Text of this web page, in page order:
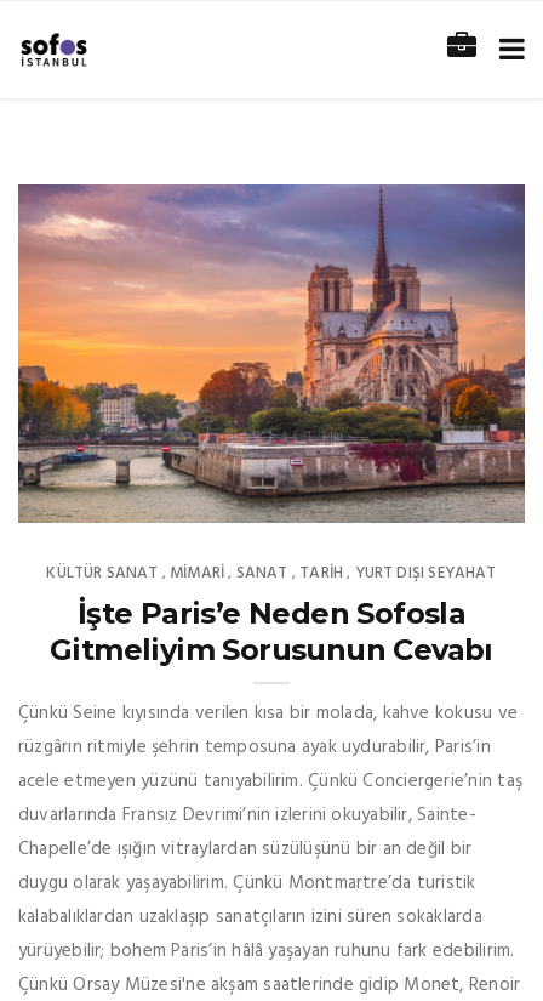
KÜLTÜR SANAT , MIMARI, SANAT , TARİH , YURT DIŞI SEYAHAT
İşte Paris’e Neden Sofosla
Gitmeliyim Sorusunun Cevabı
Çünkü Seine kıyısında verilen kısa bir molada, kahve kokusu ve
rüzgârın ritmiyle şehrin temposuna ayak uydurabilir, Paris’in
acele etmeyen yüzünü tanıyabilirim. Çünkü Conciergerie’nin taş
duvarlarında Fransız Devrimi’nin izlerini okuyabilir, Sainte-
Chapelle’de ışığın vitraylardan süzülüşünü bir an değil bir
duygu olarak yaşayabilirim. Çünkü Montmartre’da turistik
kalabalıklardan uzaklaşıp sanatçıların izini süren sokaklarda
yürüyebilir; bohem Paris’in hâlâ yaşayan ruhunu fark edebilirim.
Çünkü Orsay Müzesi'ne akşam saatlerinde gidip Monet, Renoir